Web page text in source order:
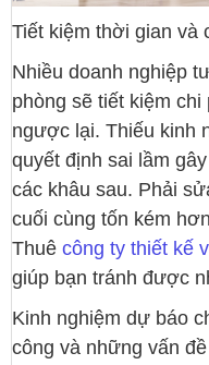
Tiết kiệm thời gian và
Nhiều doanh nghiệp
phòng sẽ tiết kiệm
ngược lại. Thiếu kinh
quyết định sai lầm
các khâu sau. Phải
cuối cùng tốn kém
Thuê công ty thiết kế
giúp bạn tránh được
Kinh nghiệm dự báo
công và những vấn